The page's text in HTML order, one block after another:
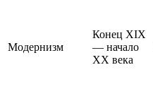
Модернизм
Конец XIX
— начало
XX века